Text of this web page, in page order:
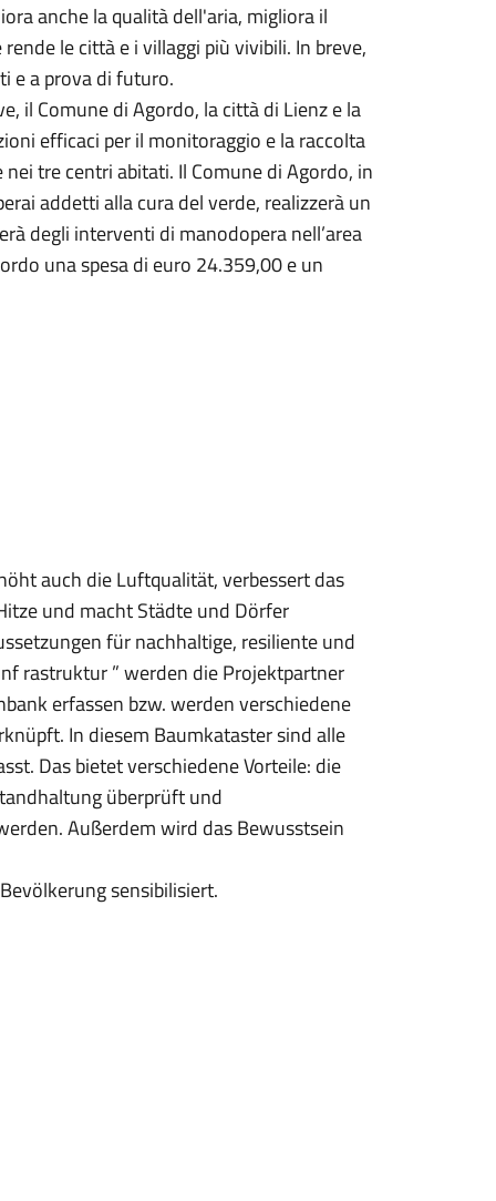
anche la qualità dell'aria, migliora il
le città e i villaggi più vivibili. In breve,
e a prova di futuro.
il Comune di Agordo, la città di Lienz e la
efficaci per il monitoraggio e la raccolta
tre centri abitati. Il Comune di Agordo, in
addetti alla cura del verde, realizzerà un
degli interventi di manodopera nell’area
una spesa di euro 24.359,00 e un
auch die Luftqualität, verbessert das
und macht Städte und Dörfer
für nachhaltige, resiliente und
rastruktur ” werden die Projektpartner
erfassen bzw. werden verschiedene
In diesem Baumkataster sind alle
Das bietet verschiedene Vorteile: die
überprüft und
Außerdem wird das Bewusstsein
sensibilisiert.